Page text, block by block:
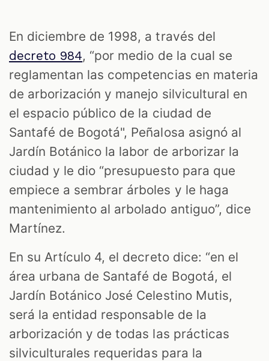
En diciembre de 1998, a través del
decreto 984, “por medio de la cual se
reglamentan las competencias en materia
de arborización y manejo silvicultural en
el espacio público de la ciudad de
Santafé de Bogotá", Peñalosa asignó al
Jardín Botánico la labor de arborizar la
ciudad y le dio “presupuesto para que
empiece a sembrar árboles y le haga
mantenimiento al arbolado antiguo”, dice
Martínez.
En su Artículo 4, el decreto dice: “en el
área urbana de Santafé de Bogotá, el
Jardín Botánico José Celestino Mutis,
será la entidad responsable de la
arborización y de todas las prácticas
silviculturales requeridas para la